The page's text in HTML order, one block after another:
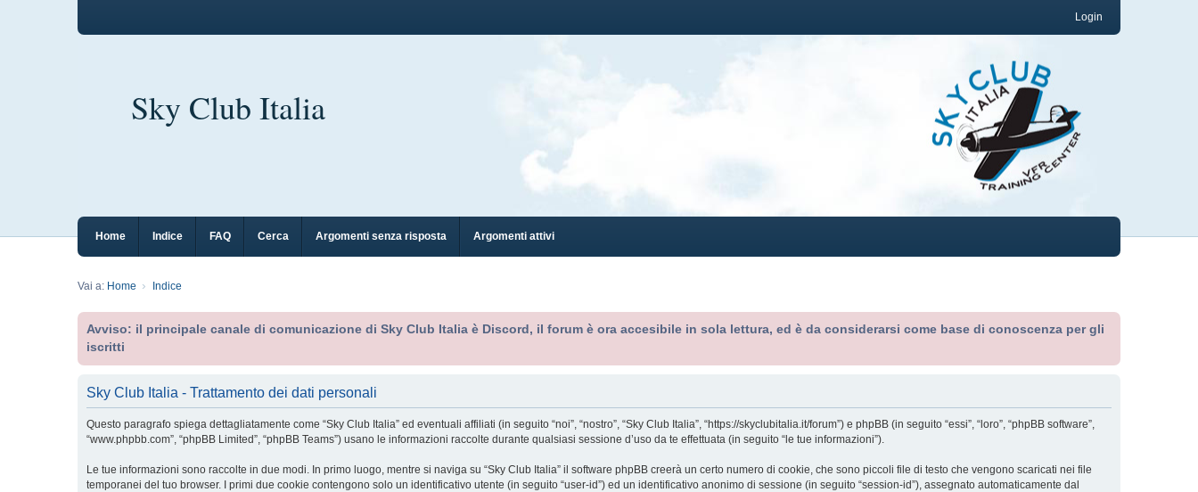
Login
Sky Club Italia
Home Indice FAQ Cerca Argomenti senza risposta Argomenti attivi
Vai a: Home Indice
Avviso: il principale canale di comunicazione di Sky Club Italia è Discord, il forum è ora accesibile in sola lettura, ed è da considerarsi come base di conoscenza per gli
iscritti
Sky Club Italia - Trattamento dei dati personali
Questo paragrafo spiega dettagliatamente come “Sky Club Italia” ed eventuali affiliati (in seguito “noi”, “nostro”, “Sky Club Italia”, “https://skyclubitalia.it/forum”) e phpBB (in seguito “essi”, “loro”, “phpBB software”,
“www.phpbb.com”, “phpBB Limited”, “phpBB Teams”) usano le informazioni raccolte durante qualsiasi sessione d’uso da te effettuata (in seguito “le tue informazioni”).
Le tue informazioni sono raccolte in due modi. In primo luogo, mentre si naviga su “Sky Club Italia” il software phpBB creerà un certo numero di cookie, che sono piccoli file di testo che vengono scaricati nei file
temporanei del tuo browser. I primi due cookie contengono solo un identificativo utente (in seguito “user-id”) ed un identificativo anonimo di sessione (in seguito “session-id”), assegnato automaticamente dal